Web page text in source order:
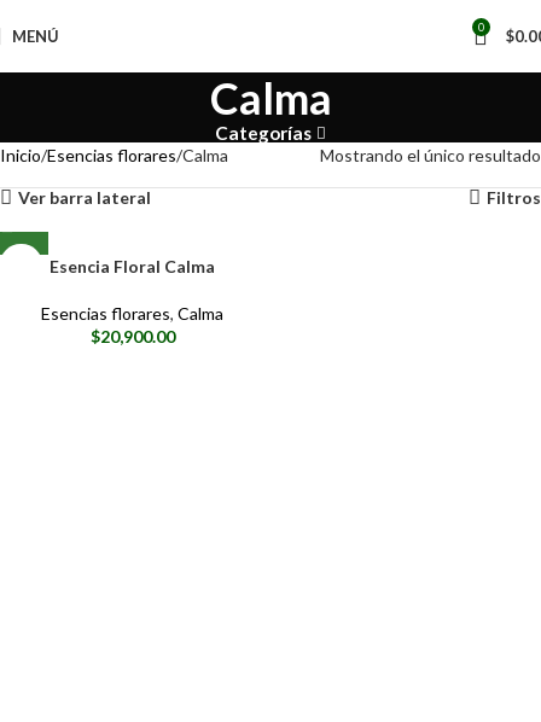
MENÚ 0 $
Calma
Categorías
Inicio Esencias florares Calma Mostrando el único resultado
Ver barra lateral Filtros
Esencia Floral Calma
Esencias florares, Calma
$20,900.00